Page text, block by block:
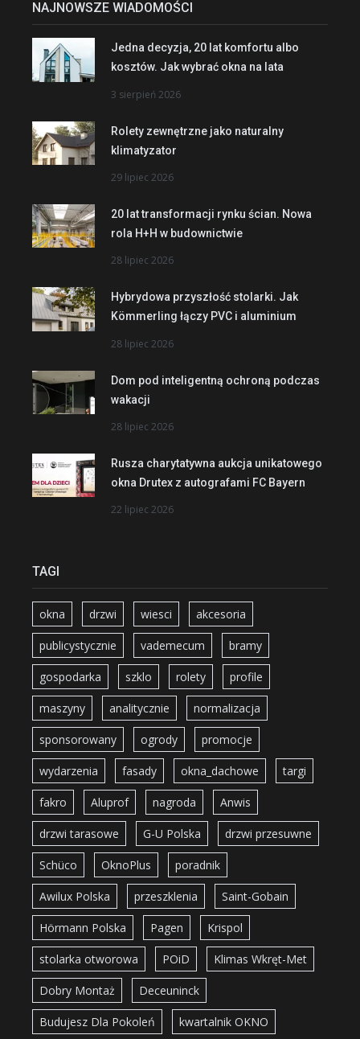
NAJNOWSZE WIADOMOŚCI
Jedna decyzja, 20 lat komfortu albo
kosztów. Jak wybrać okna na lata
3 sierpień 2026
Rolety zewnętrzne jako naturalny
klimatyzator
29 lipiec 2026
20 lat transformacji rynku ścian. Nowa
rola H+H w budownictwie
28 lipiec 2026
Hybrydowa przyszłość stolarki. Jak
Kömmerling łączy PVC i aluminium
28 lipiec 2026
Dom pod inteligentną ochroną podczas
wakacji
28 lipiec 2026
Rusza charytatywna aukcja unikatowego
okna Drutex z autografami FC Bayern
22 lipiec 2026
TAGI
okna drzwi wiesci akcesoria
publicystycznie vademecum bramy
gospodarka szklo rolety profile
maszyny analitycznie normalizacja
sponsorowany ogrody promocje
wydarzenia fasady okna_dachowe targi
fakro Aluprof nagroda Anwis
drzwi tarasowe G-U Polska drzwi przesuwne
Schüco OknoPlus poradnik
Awilux Polska przeszklenia Saint-Gobain
Hörmann Polska Pagen Krispol
stolarka otworowa POiD Klimas Wkręt-Met
Dobry Montaż Deceuninck
Budujesz Dla Pokoleń kwartalnik OKNO